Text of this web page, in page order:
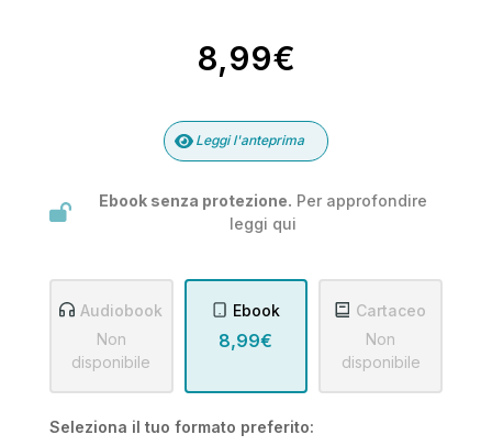
8,99€
Leggi l'anteprima
Ebook senza protezione. Per approfondire
leggi qui
Audiobook
Non
disponibile
Ebook
8,99€
Cartaceo
Non
disponibile
Seleziona il tuo formato preferito: